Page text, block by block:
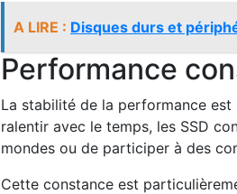
A LIRE : Disques durs et
Performance
La stabilité de la performance est
ralentir avec le temps, les SSD
mondes ou de participer à des
Cette constance est